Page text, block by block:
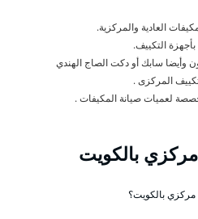
العادية والمركزية.
التكييف.
وأيضا سابك أو دكت الصاج الهندي
المركزى .
لعميات صيانة المكيفات .
بالكويت
بالكويت؟